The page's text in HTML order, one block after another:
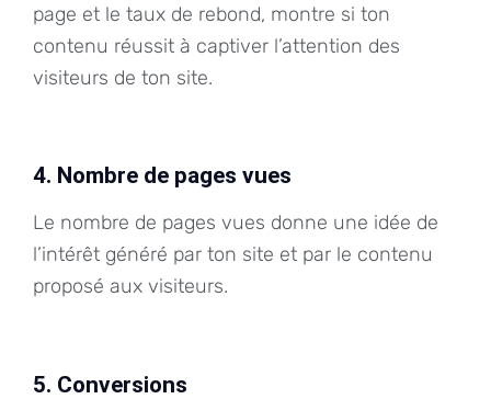
page et le taux de rebond, montre si ton
contenu réussit à captiver l’attention des
visiteurs de ton site.
4. Nombre de pages vues
Le nombre de pages vues donne une idée de
l’intérêt généré par ton site et par le contenu
proposé aux visiteurs.
5. Conversions